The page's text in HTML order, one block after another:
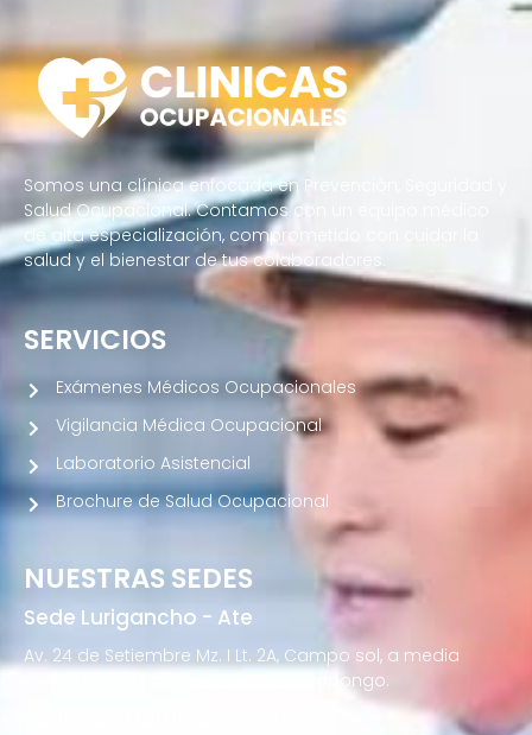
Somos una clínica enfocada en Prevención, Seguridad y
Salud Ocupacional. Contamos con un equipo médico
de alta especialización, comprometido con cuidar la
salud y el bienestar de tus colaboradores.
NUESTRAS SEDES
Sede Lurigancho - Ate
Av. 24 de Setiembre Mz. I Lt. 2A, Campo sol, a media
cuadra del Paradero Cabana, Carapongo.
SERVICIOS
Exámenes Médicos Ocupacionales
Vigilancia Médica Ocupacional
Laboratorio Asistencial
Brochure de Salud Ocupacional